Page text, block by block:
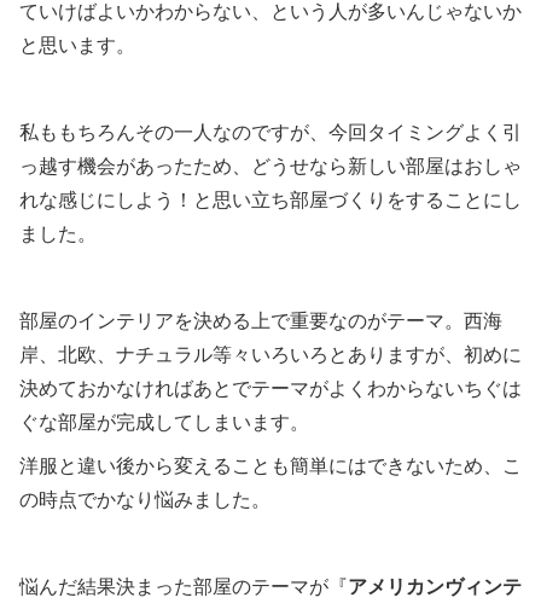
ていけばよいかわからない、という人が多いんじゃないか
と思います。
私ももちろんその一人なのですが、今回タイミングよく引
っ越す機会があったため、どうせなら新しい部屋はおしゃ
れな感じにしよう！と思い立ち部屋づくりをすることにし
ました。
部屋のインテリアを決める上で重要なのがテーマ。西海
岸、北欧、ナチュラル等々いろいろとありますが、初めに
決めておかなければあとでテーマがよくわからないちぐは
ぐな部屋が完成してしまいます。
洋服と違い後から変えることも簡単にはできないため、こ
の時点でかなり悩みました。
悩んだ結果決まった部屋のテーマが『アメリカンヴィンテ